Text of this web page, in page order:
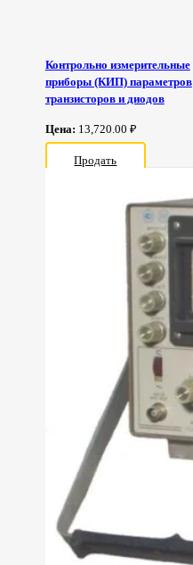
Контрольно измерительные
приборы (КИП) параметров
транзисторов и диодов
Цена: 13,720.00 ₽
Продать